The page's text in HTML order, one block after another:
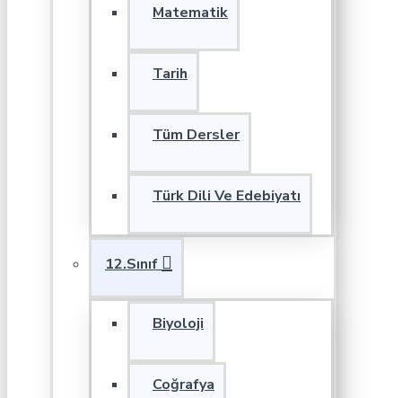
Matematik
Tarih
Tüm Dersler
Türk Dili Ve Edebiyatı
12.Sınıf
Biyoloji
Coğrafya